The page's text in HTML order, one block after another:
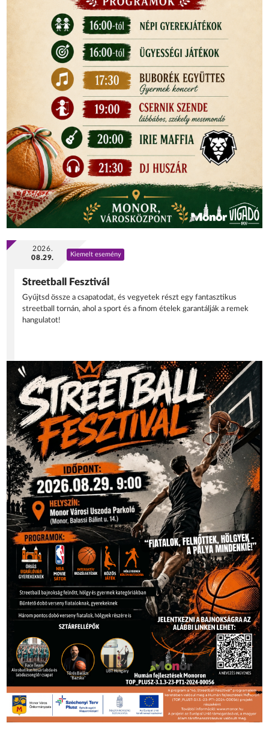
2026.
08.29.
Kiemelt esemény
Streetball Fesztivál
Gyűjtsd össze a csapatodat, és vegyetek részt egy fantasztikus
streetball tornán, ahol a sport és a finom ételek garantálják a remek
hangulatot!